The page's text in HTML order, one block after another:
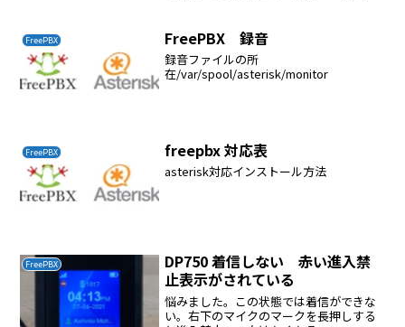
FreePBX FreePBX 録音
録音ファイルの所
在/var/spool/asterisk/monitor
FreePBX freepbx 対応表
asterisk対応インストール方法
FreePBX
DP750 着信しない 赤い進入禁
止表示がされている
悩みました。この状態では着信ができな
い。右下のマイクのマークを長押しする